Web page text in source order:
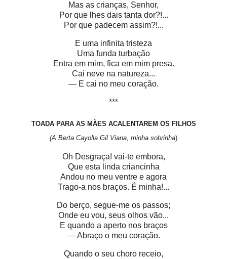
Mas as crianças, Senhor,
Por que lhes dais tanta dor?!...
Por que padecem assim?!...
E uma infinita tristeza
Uma funda turbação
Entra em mim, fica em mim presa.
Cai neve na natureza...
— E cai no meu coração.
***
TOADA PARA AS MÃES ACALENTAREM OS FILHOS
(A Berta Cayolla Gil Viana, minha sobrinha)
Oh Desgraça! vai-te embora,
Que esta linda criancinha
Andou no meu ventre e agora
Trago-a nos braços. É minha!...
Do berço, segue-me os passos;
Onde eu vou, seus olhos vão...
E quando a aperto nos braços
— Abraço o meu coração.
Quando o seu choro receio,